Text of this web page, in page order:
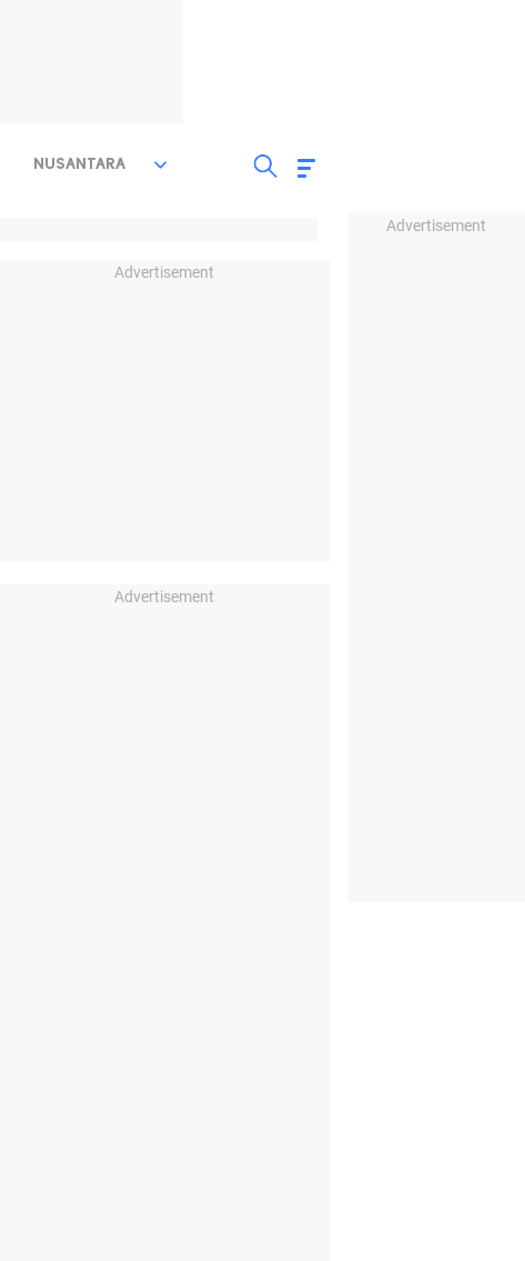
Advertisement
NUSANTARA
Advertisement
Advertisement